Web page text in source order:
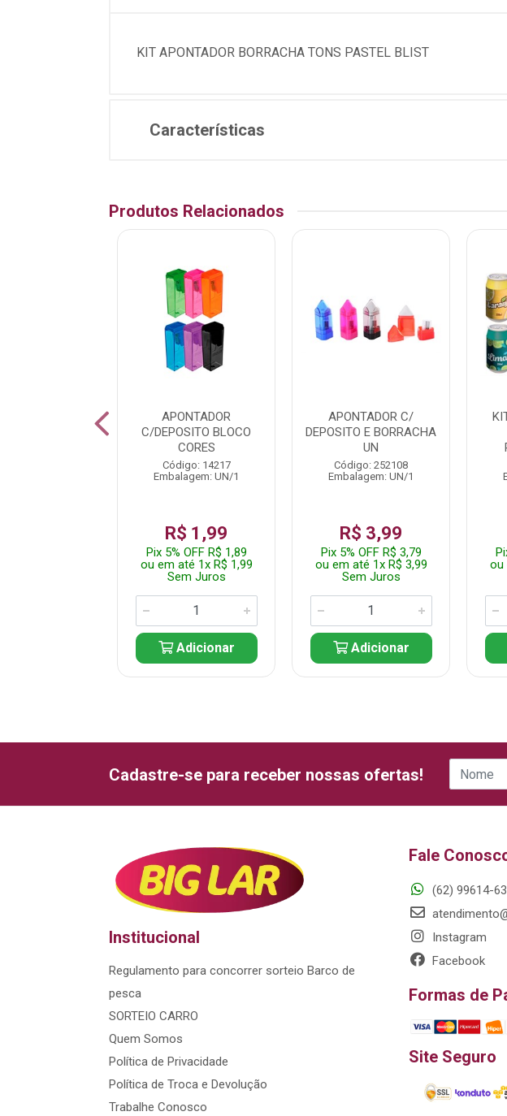
KIT APONTADOR BORRACHA TONS PASTEL BLIST
Características
Produtos Relacionados
APONTADOR
C/DEPOSITO BLOCO
CORES
Código: 14217
Embalagem: UN/1
R$ 1,99
Pix 5% OFF R$ 1,89
ou em até 1x R$ 1,99
Sem Juros
Adicionar
APONTADOR C/
DEPOSITO E BORRACHA
UN
Código: 252108
Embalagem: UN/1
R$ 3,99
Pix 5% OFF R$ 3,79
ou em até 1x R$ 3,99
Sem Juros
Adicionar
ou
Cadastre-se para receber nossas ofertas!
Institucional
Regulamento para concorrer sorteio Barco de
pesca
SORTEIO CARRO
Quem Somos
Política de Privacidade
Política de Troca e Devolução
Trabalhe Conosco
Fale
(62) 99614-
Instagram
Facebook
Formas de
Site Seguro